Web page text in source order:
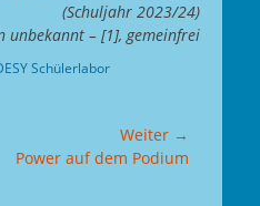
(Schuljahr 2023/24)
unbekannt – [1], gemeinfrei
Schülerlabor
Weiter →
Nächster
Power auf dem Podium